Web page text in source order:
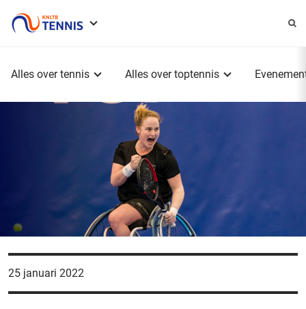
Alles over tennis Alles over toptennis
25 januari 2022